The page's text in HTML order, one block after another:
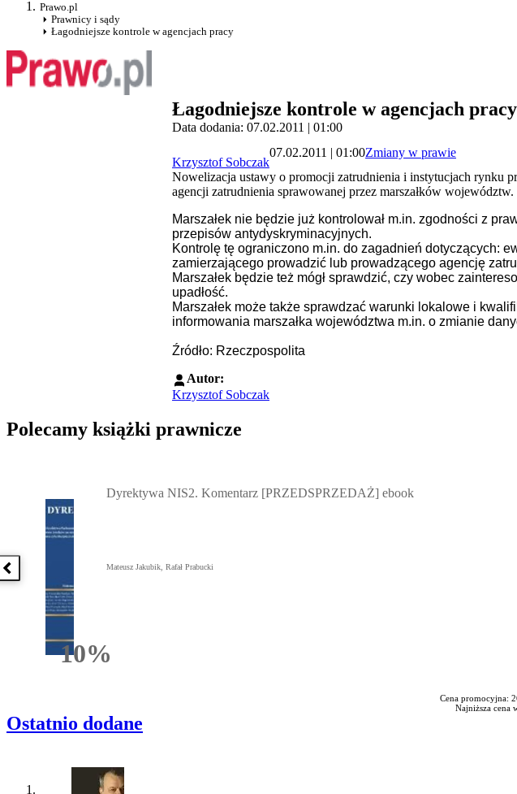
Prawo.pl
Prawnicy i sądy
Łagodniejsze kontrole w agencjach pracy
Łagodniejsze kontrole w agencjach pracy
Data dodania: 07.02.2011 | 01:00
Krzysztof Sobczak
07.02.2011 | 01:00Zmiany w prawie
Nowelizacja ustawy o promocji zatrudnienia i instytucjach rynku
agencji zatrudnienia sprawowanej przez marszałków województw.
Marszałek nie będzie już kontrolował m.in. zgodności z
przepisów antydyskryminacyjnych.
Kontrolę tę ograniczono m.in. do zagadnień dotyczących:
zamierzającego prowadzić lub prowadzącego agencję
Marszałek będzie też mógł sprawdzić, czy wobec
upadłość.
Marszałek może także sprawdzać warunki lokalowe i
informowania marszałka województwa m.in. o zmianie
Źródło: Rzeczpospolita
Autor:
Krzysztof Sobczak
Polecamy książki prawnicze
Poprzednia książka
10%Rabatu
Dyrektywa NIS2. Komentarz [PRZEDSPRZEDAŻ] ebook
Mateusz Jakubik, Rafał Prabucki
Cena promocyjna:
Najniższa cena
Ostatnio dodane